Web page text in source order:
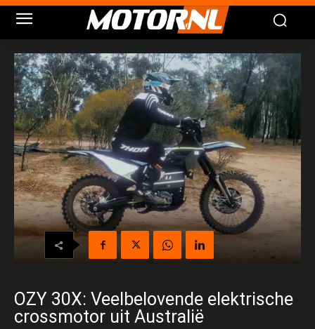
OZY 30X: Veelbelovende elektrische
crossmotor uit Australië